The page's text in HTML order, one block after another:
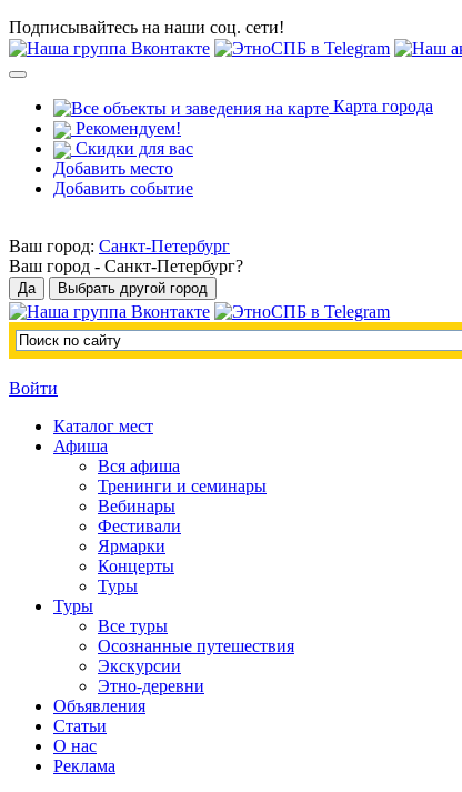
Подписывайтесь на наши соц. сети!
Карта города
Рекомендуем!
Скидки для вас
Добавить место
Добавить событие
Ваш город: Санкт-Петербург
Ваш город - Санкт-Петербург?
Войти
Каталог мест
Афиша
Вся афиша
Тренинги и семинары
Вебинары
Фестивали
Ярмарки
Концерты
Туры
Туры
Все туры
Осознанные путешествия
Экскурсии
Этно-деревни
Объявления
Статьи
О нас
Реклама